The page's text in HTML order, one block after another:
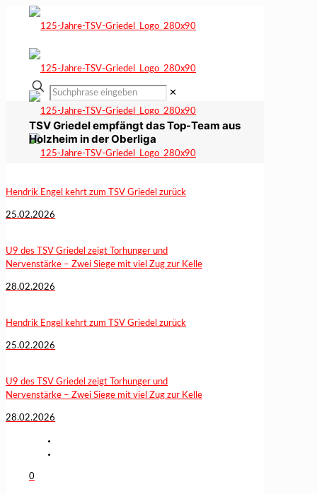
✕
TSV Griedel empfängt das Top-Team aus
Holzheim in der Oberliga
Hendrik Engel kehrt zum TSV Griedel zurück
25.02.2026
U9 des TSV Griedel zeigt Torhunger und
Nervenstärke – Zwei Siege mit viel Zug zur Kelle
28.02.2026
Hendrik Engel kehrt zum TSV Griedel zurück
25.02.2026
U9 des TSV Griedel zeigt Torhunger und
Nervenstärke – Zwei Siege mit viel Zug zur Kelle
28.02.2026
0